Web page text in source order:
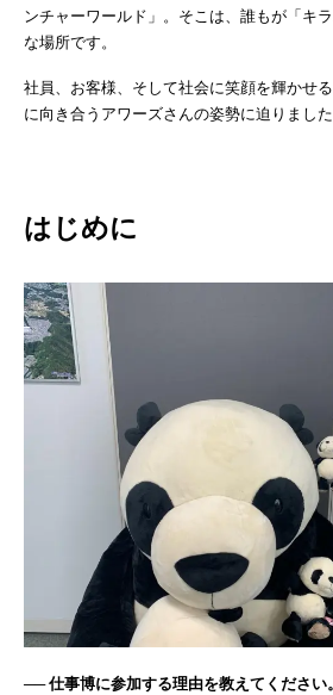
ンチャーワールド」。そこは、誰もが「キ
な場所です。
社員、お客様、そして社会に笑顔を輝かせ
に向き合うアワーズさんの姿勢に迫りました
はじめに
── 仕事博に参加する理由を教えてください。